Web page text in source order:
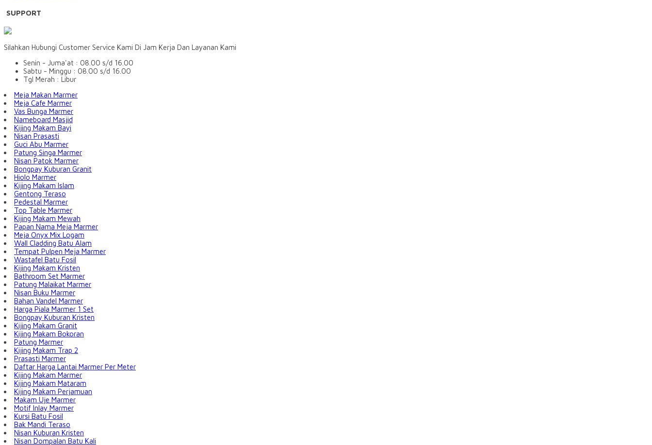
SUPPORT
Silahkan Hubungi Customer Service Kami Di Jam Kerja Dan Layanan Kami
Senin - Juma'at : 08.00 s/d 16.00
Sabtu - Minggu : 08.00 s/d 16.00
Tgl Merah : Libur
Meja Makan Marmer
Meja Cafe Marmer
Vas Bunga Marmer
Nameboard Masjid
Kijing Makam Bayi
Nisan Prasasti
Guci Abu Marmer
Patung Singa Marmer
Nisan Patok Marmer
Bongpay Kuburan Granit
Hiolo Marmer
Kijing Makam Islam
Gentong Teraso
Pedestal Marmer
Top Table Marmer
Kijing Makam Mewah
Papan Nama Meja Marmer
Meja Onyx Mix Logam
Wall Cladding Batu Alam
Tempat Pulpen Meja Marmer
Wastafel Batu Fosil
Kijing Makam Kristen
Bathroom Set Marmer
Patung Malaikat Marmer
Nisan Buku Marmer
Bahan Vandel Marmer
Harga Piala Marmer 1 Set
Bongpay Kuburan Kristen
Kijing Makam Granit
Kijing Makam Bokoran
Patung Marmer
Kijing Makam Trap 2
Prasasti Marmer
Daftar Harga Lantai Marmer Per Meter
Kijing Makam Marmer
Kijing Makam Mataram
Kijing Makam Perjamuan
Makam Uje Marmer
Motif Inlay Marmer
Kursi Batu Fosil
Bak Mandi Teraso
Nisan Kuburan Kristen
Nisan Dompalan Batu Kali